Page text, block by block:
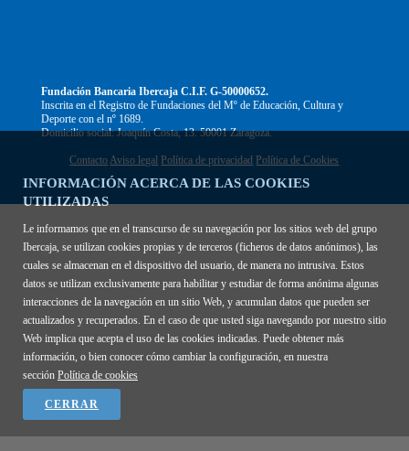
INFORMACIÓN ACERCA DE LAS COOKIES
UTILIZADAS
Le informamos que en el transcurso de su navegación por los sitios web del grupo
Ibercaja, se utilizan cookies propias y de terceros (ficheros de datos anónimos), las
cuales se almacenan en el dispositivo del usuario, de manera no intrusiva. Estos
datos se utilizan exclusivamente para habilitar y estudiar de forma anónima algunas
interacciones de la navegación en un sitio Web, y acumulan datos que pueden ser
actualizados y recuperados. En el caso de que usted siga navegando por nuestro sitio
Web implica que acepta el uso de las cookies indicadas. Puede obtener más
información, o bien conocer cómo cambiar la configuración, en nuestra
sección Política de cookies
CERRAR
Fundación Bancaria Ibercaja C.I.F. G-50000652.
Inscrita en el Registro de Fundaciones del Mº de Educación, Cultura y
Deporte con el nº 1689.
Domicilio social: Joaquín Costa, 13. 50001 Zaragoza.
Contacto Aviso legal Política de privacidad Política de Cookies